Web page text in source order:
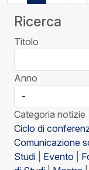
Ricerca
Titolo
Anno
Categoria notizie
Ciclo di
Comunicazione
Studi
Evento